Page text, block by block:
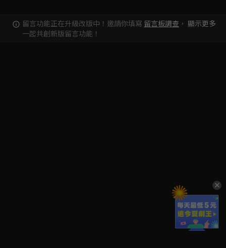
留言功能正在升級改版中！邀請你填寫 留言板調查 ，
一起共創新版留言功能！
顯示更多